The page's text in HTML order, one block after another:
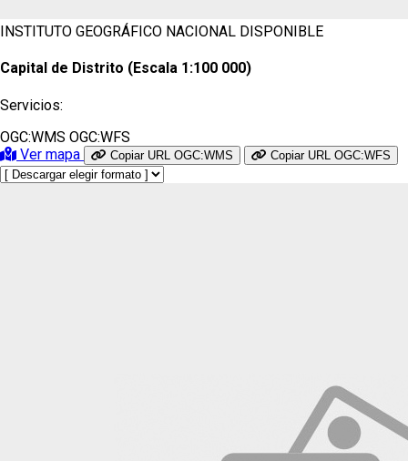
INSTITUTO GEOGRÁFICO NACIONAL DISPONIBLE
Capital de Distrito (Escala 1:100 000)
Servicios:
OGC:WMS OGC:WFS
Ver mapa
Copiar URL OGC:WMS Copiar URL OGC:WFS